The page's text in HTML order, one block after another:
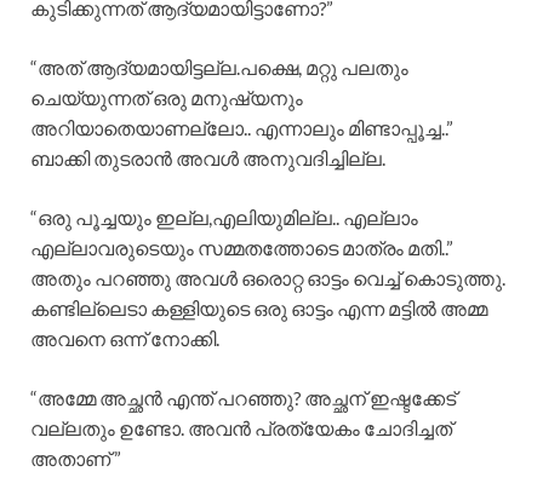
കുടിക്കുന്നത് ആദ്യമായിട്ടാണോ?”
“അത് ആദ്യമായിട്ടല്ല.പക്ഷെ, മറ്റു പലതും
ചെയ്യുന്നത് ഒരു മനുഷ്യനും
അറിയാതെയാണല്ലോ.. എന്നാലും മിണ്ടാപ്പൂച്ച..”
ബാക്കി തുടരാൻ അവൾ അനുവദിച്ചില്ല.
“ഒരു പൂച്ചയും ഇല്ല,എലിയുമില്ല.. എല്ലാം
എല്ലാവരുടെയും സമ്മതത്തോടെ മാത്രം മതി..”
അതും പറഞ്ഞു അവൾ ഒരൊറ്റ ഓട്ടം വെച്ച് കൊടുത്തു.
കണ്ടില്ലെടാ കള്ളിയുടെ ഒരു ഓട്ടം എന്ന മട്ടിൽ അമ്മ
അവനെ ഒന്ന് നോക്കി.
“അമ്മേ അച്ഛൻ എന്ത്‌ പറഞ്ഞു? അച്ഛന് ഇഷ്ടക്കേട്
വല്ലതും ഉണ്ടോ. അവൻ പ്രത്യേകം ചോദിച്ചത്
അതാണ് ”